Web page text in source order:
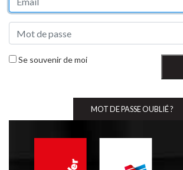
Mot de passe
Se souvenir de moi
MOT DE PASSE OUBLIÉ ?